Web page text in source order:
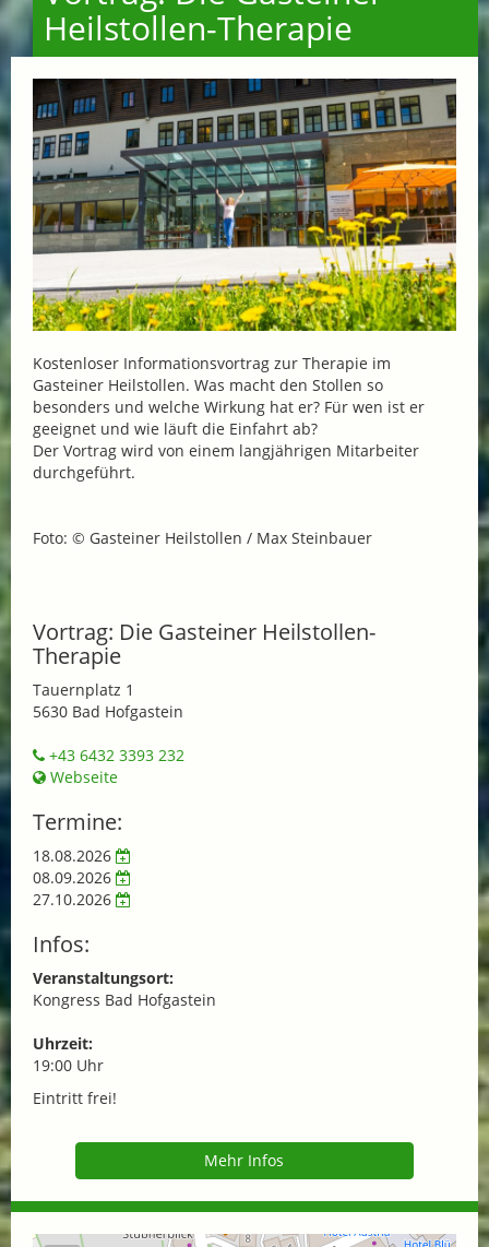
Heilstollen-Therapie
Kostenloser Informationsvortrag zur Therapie im
Gasteiner Heilstollen. Was macht den Stollen so
besonders und welche Wirkung hat er? Für wen ist er
geeignet und wie läuft die Einfahrt ab?
Der Vortrag wird von einem langjährigen Mitarbeiter
durchgeführt.
Foto: © Gasteiner Heilstollen / Max Steinbauer
Vortrag: Die Gasteiner Heilstollen-
Therapie
Tauernplatz 1
5630 Bad Hofgastein
+43 6432 3393 232
Webseite
Termine:
18.08.2026
08.09.2026
27.10.2026
Infos:
Veranstaltungsort:
Kongress Bad Hofgastein
Uhrzeit:
19:00 Uhr
Eintritt frei!
Mehr Infos